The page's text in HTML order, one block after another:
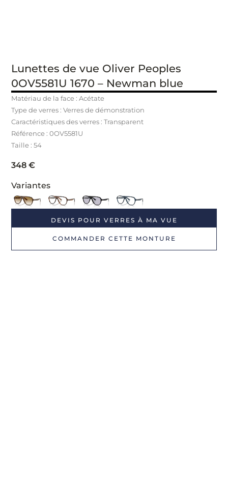
Lunettes de vue Oliver Peoples
0OV5581U 1670 – Newman blue
Matériau de la face : Acétate
Type de verres : Verres de démonstration
Caractéristiques des verres : Transparent
Référence : 0OV5581U
Taille : 54
348€
Variantes
DEVIS POUR VERRES À MA VUE
COMMANDER CETTE MONTURE